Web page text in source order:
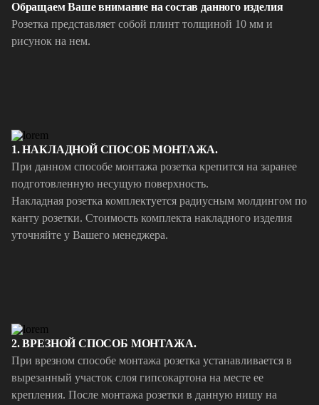
Обращаем Ваше внимание на состав данного изделия
Розетка представляет собой плинт толщиной 10 мм и
рисунок на нем.
1. НАКЛАДНОЙ СПОСОБ МОНТАЖА.
При данном способе монтажа розетка крепится на заранее
подготовленную несущую поверхность.
Накладная розетка комплектуется радиусным молдингом по
канту розетки. Стоимость комплекта накладного изделия
уточняйте у Вашего менеджера.
2. ВРЕЗНОЙ СПОСОБ МОНТАЖА.
При врезном способе монтажа розетка устанавливается в
вырезанный участок слоя гипсокартона на месте ее
крепления. После монтажа розетки в данную нишу на